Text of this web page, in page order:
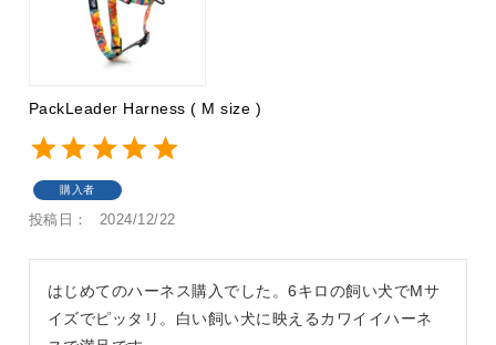
PackLeader Harness ( M size )
購入者
投稿日 2024/12/22
はじめてのハーネス購入でした。6キロの飼い犬でMサ
イズでピッタリ。白い飼い犬に映えるカワイイハーネ